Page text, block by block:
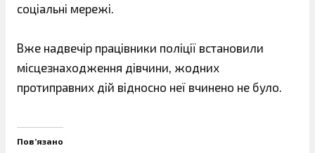
соціальні мережі.
Вже надвечір працівники поліції встановили
місцезнаходження дівчини, жодних
протиправних дій відносно неї вчинено не було.
Пов’язано